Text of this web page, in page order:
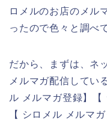
ロメルのお店のメル
ったので色々と調べ
だから、まずは、ネ
メルマガ配信してい
ル メルマガ登録】【
【 シロメル メルマ